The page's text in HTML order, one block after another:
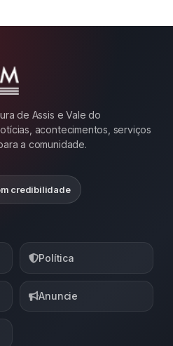
de Assis e Vale do
acontecimentos, serviços
a comunidade.
credibilidade
Política
Anuncie